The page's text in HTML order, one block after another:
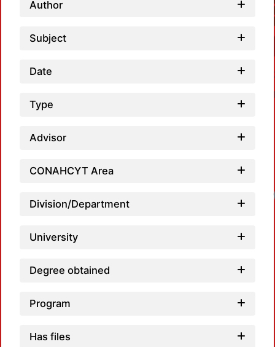
Author
Subject
Date
Type
Advisor
CONAHCYT Area
Division/Department
University
Degree obtained
Program
Has files